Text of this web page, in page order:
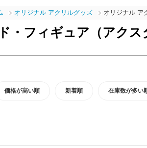
オリジナル アクリルグッズ オリジナル ア
・フィギュア（アクス
価格が高い順 新着順 在庫数が多い